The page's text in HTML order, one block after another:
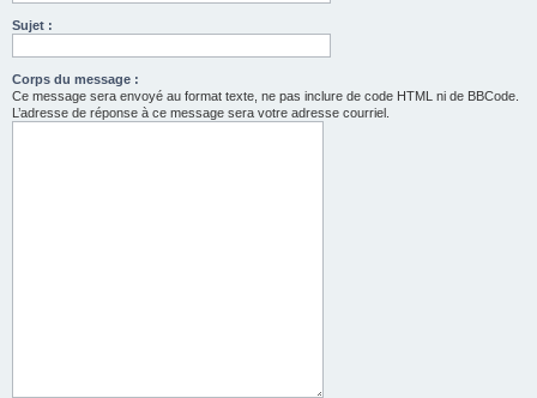
Sujet :
Corps du message :
Ce message sera envoyé au format texte, ne pas inclure de code HTML ni de BBCode.
L’adresse de réponse à ce message sera votre adresse courriel.